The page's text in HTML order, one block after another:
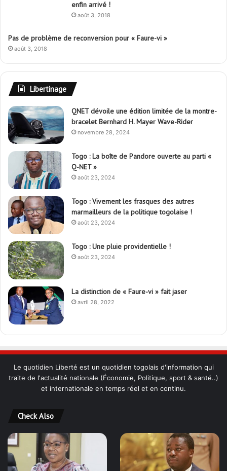
enfin arrivé !
août 3, 2018
Pas de problème de reconversion pour « Faure-vi »
août 3, 2018
Libertinage
QNET dévoile une édition limitée de la montre-
bracelet Bernhard H. Mayer Wave-Rider
novembre 28, 2024
Togo : La boîte de Pandore ouverte au parti «
Q-NET »
août 23, 2024
Togo : Vivement les frasques des autres
marmailleurs de la politique togolaise !
août 23, 2024
Togo : Une pluie providentielle !
août 23, 2024
La distinction de « Faure-vi » fait jaser
avril 28, 2022
Le quotidien Liberté est un quotidien togolais d'information qui
traite de l'actualité nationale (Économie, Politique, sport & santé..)
et internationale en temps réel et en continu.
Check Also